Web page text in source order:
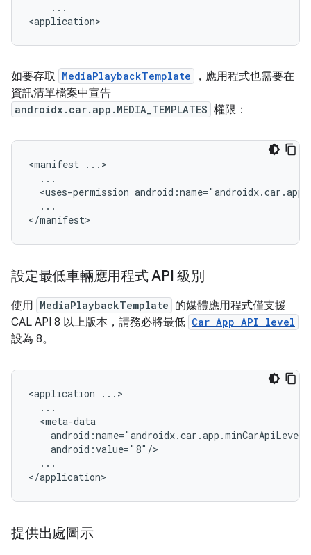
...
如要存取 MediaPlaybackTemplate
，應用程式也需要在
資訊清單檔案中宣告
androidx.car.app.MEDIA_TEMPLATES 權限：
<manifest
<uses-permission
...
設定最低車輛應用程式 API 級別
使用 MediaPlaybackTemplate 的媒體應用程式僅支援
CAL API 8 以上版本，請務必將最低 Car App API level
設為 8。
<application
...
提供出處圖示